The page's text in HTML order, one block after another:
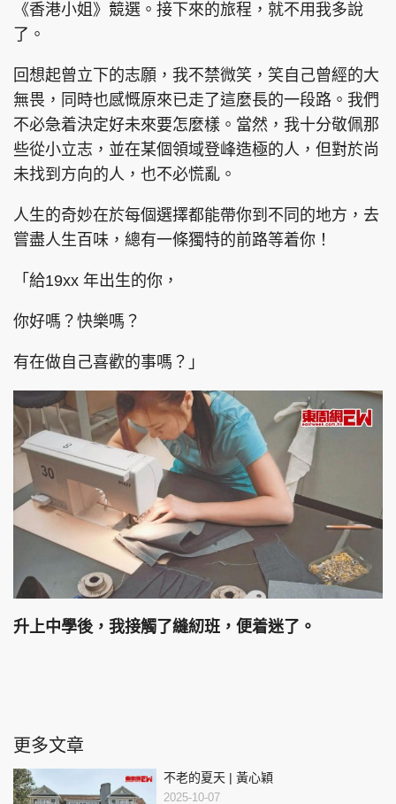
《香港小姐》競選。接下來的旅程，就不用我多說
了。
回想起曾立下的志願，我不禁微笑，笑自己曾經的大
無畏，同時也感慨原來已走了這麼長的一段路。我們
不必急着決定好未來要怎麼樣。當然，我十分敬佩那
些從小立志，並在某個領域登峰造極的人，但對於尚
未找到方向的人，也不必慌亂。
人生的奇妙在於每個選擇都能帶你到不同的地方，去
嘗盡人生百味，總有一條獨特的前路等着你！
「給19xx 年出生的你，
你好嗎？快樂嗎？
有在做自己喜歡的事嗎？」
升上中學後，我接觸了縫紉班，便着迷了。
更多文章
不老的夏天 | 黃心穎
2025-10-07